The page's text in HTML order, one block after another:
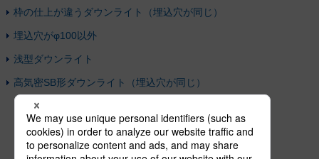
枠の仕上が違うダウンライト（埋込穴が同じ）
埋込穴がφ100以外
浅型ダウンライト
高気密SB形ダウンライト（埋込穴が同じ）